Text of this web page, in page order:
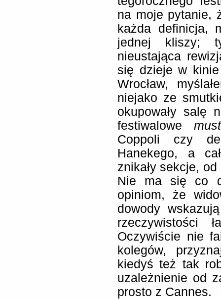
na moje pytanie,
każda definicja,
jednej kliszy;
nieustająca
się dzieje w
Wrocław,
niejako ze
okupowały salę
festiwalowe
Coppoli czy
Hanekego, a
znikały sekcje, od
Nie ma się co
opiniom, że
dowody
rzeczywistości
Oczywiście nie
kolegów,
kiedyś też tak
uzależnienie od
prosto z Cannes.